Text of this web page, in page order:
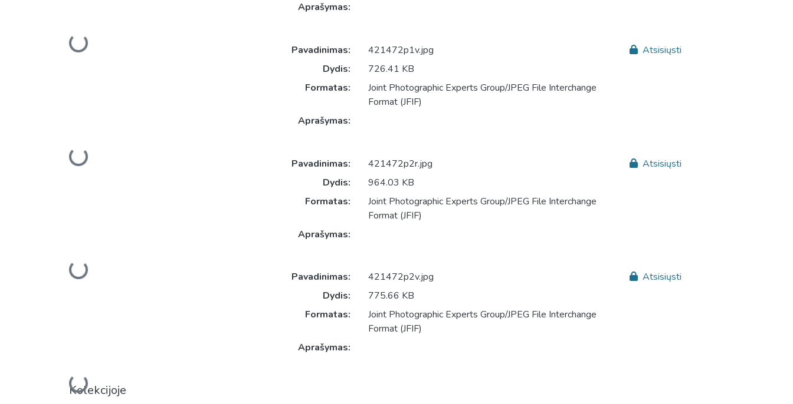
Įkeliama...
Aprašymas:
Įkeliama...
Pavadinimas:
421472p1v.jpg
Dydis:
726.41 KB
Formatas:
Joint Photographic Experts Group/JPEG File Interchange
Format (JFIF)
Aprašymas:
Atsisiųsti
Įkeliama...
Pavadinimas:
421472p2r.jpg
Dydis:
964.03 KB
Formatas:
Joint Photographic Experts Group/JPEG File Interchange
Format (JFIF)
Aprašymas:
Atsisiųsti
Įkeliama...
Pavadinimas:
421472p2v.jpg
Dydis:
775.66 KB
Formatas:
Joint Photographic Experts Group/JPEG File Interchange
Format (JFIF)
Aprašymas:
Atsisiųsti
Kolekcijoje